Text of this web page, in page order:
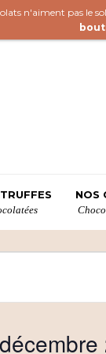
NOS
n'aiment pas le